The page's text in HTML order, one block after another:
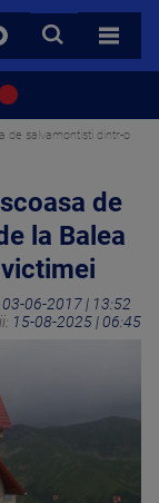
CAUTA
TOATE
de salvamontisti dintr-o
de
la Balea
03-06-2017 | 13:52
15-08-2025 | 06:45